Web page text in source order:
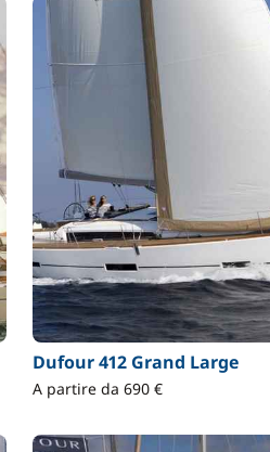
Dufour 412 Grand Large
A partire da 690 €